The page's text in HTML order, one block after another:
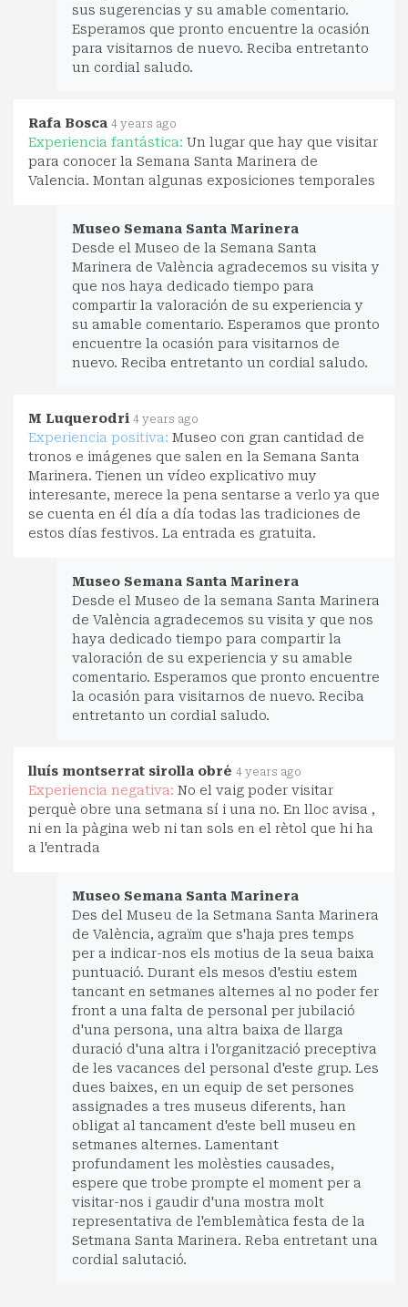
sus sugerencias y su amable comentario.
Esperamos que pronto encuentre la ocasión
para visitarnos de nuevo. Reciba entretanto
un cordial saludo.
Rafa Bosca 4 years ago
Experiencia fantástica: Un lugar que hay que visitar
para conocer la Semana Santa Marinera de
Valencia. Montan algunas exposiciones temporales
Museo Semana Santa Marinera
Desde el Museo de la Semana Santa
Marinera de València agradecemos su visita y
que nos haya dedicado tiempo para
compartir la valoración de su experiencia y
su amable comentario. Esperamos que pronto
encuentre la ocasión para visitarnos de
nuevo. Reciba entretanto un cordial saludo.
M Luquerodri 4 years ago
Experiencia positiva: Museo con gran cantidad de
tronos e imágenes que salen en la Semana Santa
Marinera. Tienen un vídeo explicativo muy
interesante, merece la pena sentarse a verlo ya que
se cuenta en él día a día todas las tradiciones de
estos días festivos. La entrada es gratuita.
Museo Semana Santa Marinera
Desde el Museo de la semana Santa Marinera
de València agradecemos su visita y que nos
haya dedicado tiempo para compartir la
valoración de su experiencia y su amable
comentario. Esperamos que pronto encuentre
la ocasión para visitarnos de nuevo. Reciba
entretanto un cordial saludo.
lluís montserrat sirolla obré 4 years ago
Experiencia negativa: No el vaig poder visitar
perquè obre una setmana sí i una no. En lloc avisa ,
ni en la pàgina web ni tan sols en el rètol que hi ha
a l'entrada
Museo Semana Santa Marinera
Des del Museu de la Setmana Santa Marinera
de València, agraïm que s'haja pres temps
per a indicar-nos els motius de la seua baixa
puntuació. Durant els mesos d'estiu estem
tancant en setmanes alternes al no poder fer
front a una falta de personal per jubilació
d'una persona, una altra baixa de llarga
duració d'una altra i l'organització preceptiva
de les vacances del personal d'este grup. Les
dues baixes, en un equip de set persones
assignades a tres museus diferents, han
obligat al tancament d'este bell museu en
setmanes alternes. Lamentant
profundament les molèsties causades,
espere que trobe prompte el moment per a
visitar-nos i gaudir d'una mostra molt
representativa de l'emblemàtica festa de la
Setmana Santa Marinera. Reba entretant una
cordial salutació.